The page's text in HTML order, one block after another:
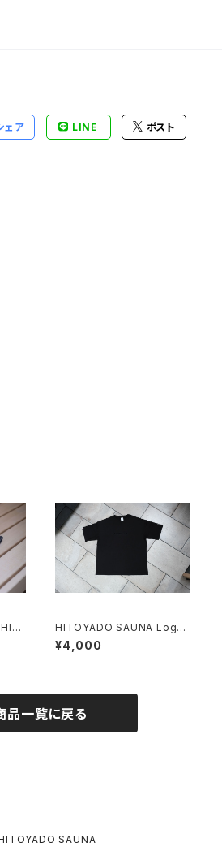
ェア LINE ポスト
HIT
T
HITOYADO SAUNA Logo
Tee - Black -
¥4,000
品一覧に戻る
SAUNA